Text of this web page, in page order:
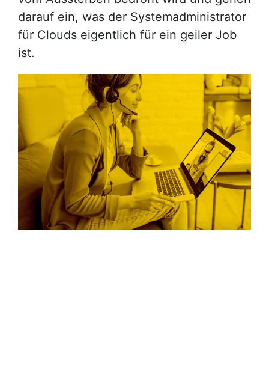
darauf ein, was der Systemadministrator
für Clouds eigentlich für ein geiler Job
ist.